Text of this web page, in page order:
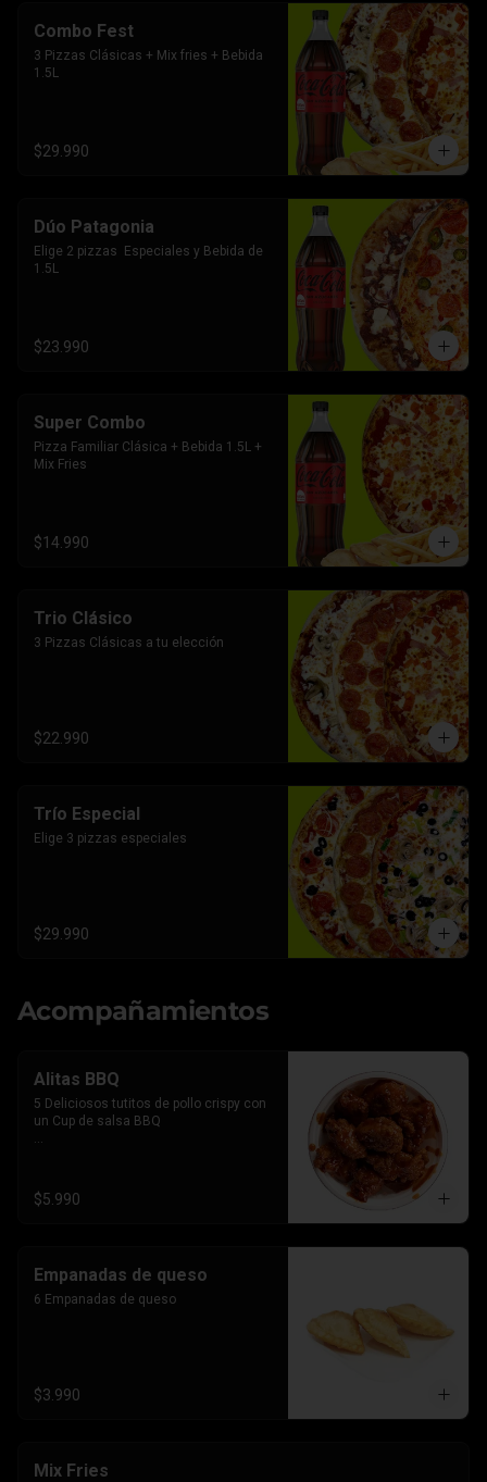
Combo Fest
3 Pizzas Clásicas + Mix fries + Bebida
1.5L
$29.990
Dúo Patagonia
Elige 2 pizzas  Especiales y Bebida de
1.5L
$23.990
Super Combo
Pizza Familiar Clásica + Bebida 1.5L +
Mix Fries
$14.990
Trio Clásico
3 Pizzas Clásicas a tu elección
$22.990
Trío Especial
Elige 3 pizzas especiales
$29.990
Acompañamientos
Alitas BBQ
5 Deliciosos tutitos de pollo crispy con
un Cup de salsa BBQ
agregues el BBQ que gustes
$5.990
Empanadas de queso
6 Empanadas de queso
$3.990
Mix Fries